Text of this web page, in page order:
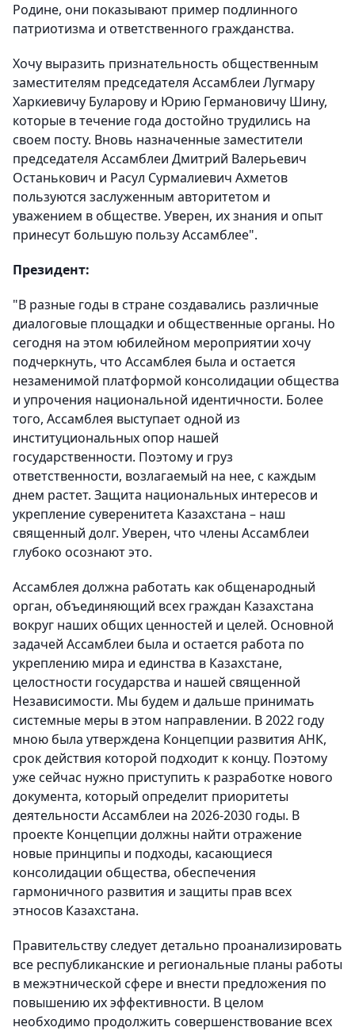
Родине, они показывают пример подлинного
патриотизма и ответственного гражданства.
Хочу выразить признательность общественным
заместителям председателя Ассамблеи Лугмару
Харкиевичу Буларову и Юрию Германовичу Шину,
которые в течение года достойно трудились на
своем посту. Вновь назначенные заместители
председателя Ассамблеи Дмитрий Валерьевич
Останькович и Расул Сурмалиевич Ахметов
пользуются заслуженным авторитетом и
уважением в обществе. Уверен, их знания и опыт
принесут большую пользу Ассамблее".
Президент:
"В разные годы в стране создавались различные
диалоговые площадки и общественные органы. Но
сегодня на этом юбилейном мероприятии хочу
подчеркнуть, что Ассамблея была и остается
незаменимой платформой консолидации общества
и упрочения национальной идентичности. Более
того, Ассамблея выступает одной из
институциональных опор нашей
государственности. Поэтому и груз
ответственности, возлагаемый на нее, с каждым
днем растет. Защита национальных интересов и
укрепление суверенитета Казахстана – наш
священный долг. Уверен, что члены Ассамблеи
глубоко осознают это.
Ассамблея должна работать как общенародный
орган, объединяющий всех граждан Казахстана
вокруг наших общих ценностей и целей. Основной
задачей Ассамблеи была и остается работа по
укреплению мира и единства в Казахстане,
целостности государства и нашей священной
Независимости. Мы будем и дальше принимать
системные меры в этом направлении. В 2022 году
мною была утверждена Концепции развития АНК,
срок действия которой подходит к концу. Поэтому
уже сейчас нужно приступить к разработке нового
документа, который определит приоритеты
деятельности Ассамблеи на 2026-2030 годы. В
проекте Концепции должны найти отражение
новые принципы и подходы, касающиеся
консолидации общества, обеспечения
гармоничного развития и защиты прав всех
этносов Казахстана.
Правительству следует детально проанализировать
все республиканские и региональные планы работы
в межэтнической сфере и внести предложения по
повышению их эффективности. В целом
необходимо продолжить совершенствование всех